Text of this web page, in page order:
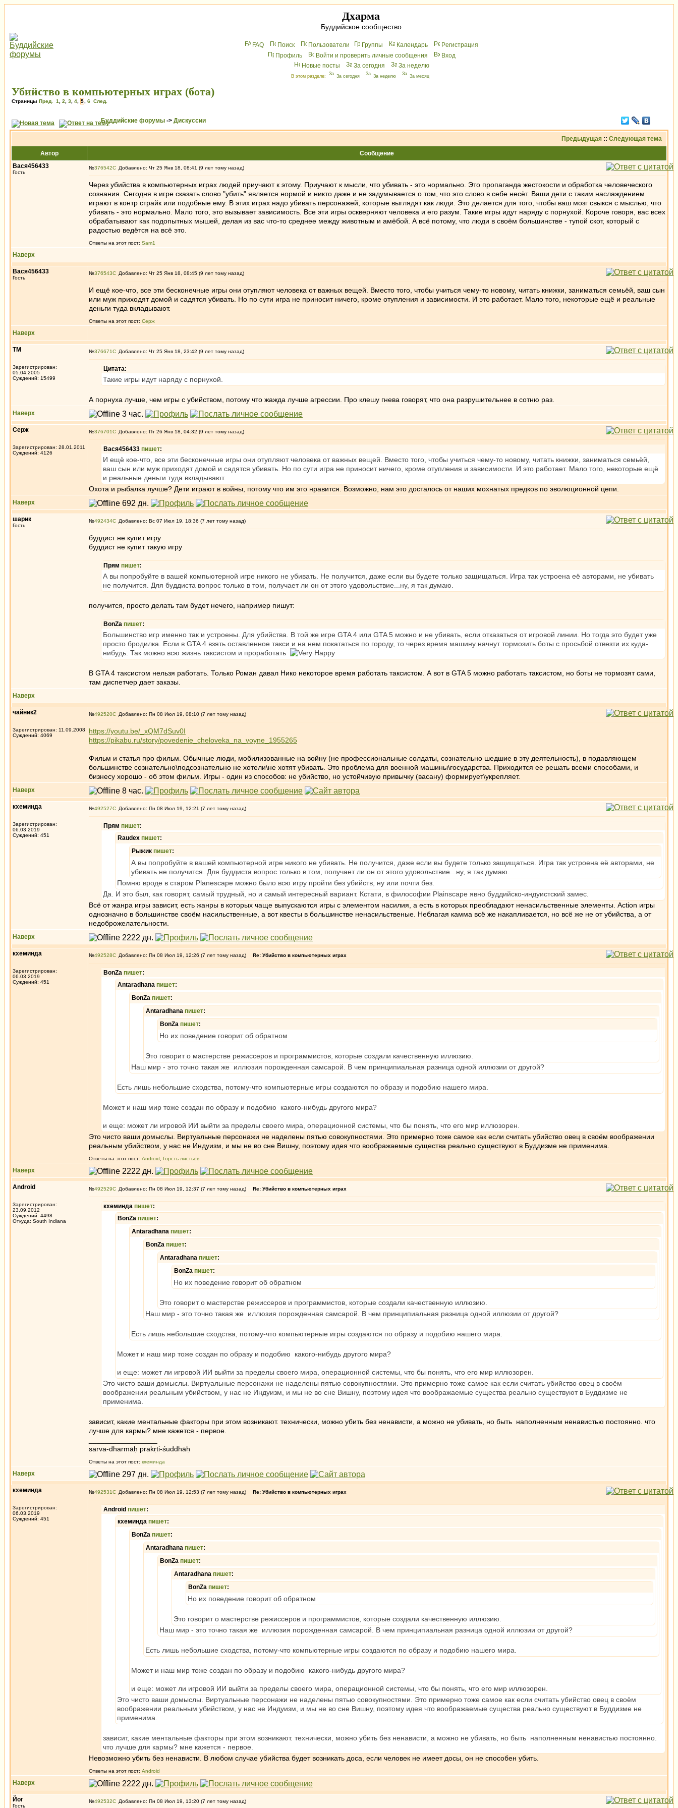
Дхарма
Буддийское сообщество
FAQ Поиск Пользователи Группы Календарь
Peгиcтрaция
Профиль
Войти и проверить личные сообщения
Вхoд
Новые посты
За сегодня За неделю
В этом разделе: За сегодня За неделю За месяц
Убийство в компьютерных играх (бота)
Страницы Пред. 1 2 3 4 5 6 След.
Буддийские форумы -> Дискуссии
Предыдущая :: Следующая тема
Автор
Сообщение
Вася456433
Гость
№376542 Добавлено: Чт 25 Янв 18, 08:41 (9 лет тому назад)
Через убийства в компьютерных играх людей приучают к этому. Приучают к мысли, что убивать - это нормально. Это пропаганда жестокости и обработка человеческого
сознания. Сегодня в игре сказать слово "убить" является нормой и никто даже и не задумывается о том, что это слово в себе несёт. Ваши дети с таким наслаждением
играют в контр страйк или подобные ему. В этих играх надо убивать персонажей, которые выглядят как люди. Это делается для того, чтобы ваш мозг свыкся с мыслью, что
убивать - это нормально. Мало того, это вызывает зависимость. Все эти игры оскверняют человека и его разум. Такие игры идут наряду с порнухой. Короче говоря, вас всех
обрабатывают как подопытных мышей, делая из вас что-то среднее между животным и амёбой. А всё потому, что люди в своём большинстве - тупой скот, который с
радостью ведётся на всё это.
Ответы на этот пост: Sam1
Наверх
Вася456433
Гость
№376543 Добавлено: Чт 25 Янв 18, 08:45 (9 лет тому назад)
И ещё кое-что, все эти бесконечные игры они отупляют человека от важных вещей. Вместо того, чтобы учиться чему-то новому, читать книжки, заниматься семьёй, ваш сын
или муж приходят домой и садятся убивать. Но по сути игра не приносит ничего, кроме отупления и зависимости. И это работает. Мало того, некоторые ещё и реальные
деньги туда вкладывают.
Ответы на этот пост: Серж
Наверх
ТМ
Зарегистрирован:
05.04.2005
Суждений: 15499
№376671 Добавлено: Чт 25 Янв 18, 23:42 (9 лет тому назад)
Цитата:
Такие игры идут наряду с порнухой.
А порнуха лучше, чем игры с убийством, потому что жажда лучше агрессии. Про клешу гнева говорят, что она разрушительнее в сотню раз.
Наверх
Серж
Зарегистрирован: 28.01.2011
Суждений: 4126
№376701 Добавлено: Пт 26 Янв 18, 04:32 (9 лет тому назад)
Вася456433 пишет:
И ещё кое-что, все эти бесконечные игры они отупляют человека от важных вещей. Вместо того, чтобы учиться чему-то новому, читать книжки, заниматься семьёй,
ваш сын или муж приходят домой и садятся убивать. Но по сути игра не приносит ничего, кроме отупления и зависимости. И это работает. Мало того, некоторые ещё
и реальные деньги туда вкладывают.
Охота и рыбалка лучше? Дети играют в войны, потому что им это нравится. Возможно, нам это досталось от наших мохнатых предков по эволюционной цепи.
Наверх
шарик
Гость
№492434 Добавлено: Вс 07 Июл 19, 18:36 (7 лет тому назад)
буддист не купит игру
буддист не купит такую игру
Прям пишет:
А вы попробуйте в вашей компьютерной игре никого не убивать. Не получится, даже если вы будете только защищаться. Игра так устроена её авторами, не убивать
не получится. Для буддиста вопрос только в том, получает ли он от этого удовольствие...ну, я так думаю.
получится, просто делать там будет нечего, например пишут:
BonZa пишет:
Большинство игр именно так и устроены. Для убийства. В той же игре GTA 4 или GTA 5 можно и не убивать, если отказаться от игровой линии. Но тогда это будет уже
просто бродилка. Если в GTA 4 взять оставленное такси и на нем покататься по городу, то через время машину начнут тормозить боты с просьбой отвезти их куда-
нибудь. Так можно всю жизнь таксистом и проработать
В GTA 4 таксистом нельзя работать. Только Роман давал Нико некоторое время работать таксистом. А вот в GTA 5 можно работать таксистом, но боты не тормозят сами,
там диспетчер дает заказы.
Наверх
чайник2
Зарегистрирован: 11.09.2008
Суждений: 4069
№492520 Добавлено: Пн 08 Июл 19, 08:10 (7 лет тому назад)
https://youtu.be/_xQM7dSuv0I
https://pikabu.ru/story/povedenie_cheloveka_na_voyne_1955265
Фильм и статья про фильм. Обычные люди, мобилизованные на войну (не профессиональные солдаты, сознательно шедшие в эту деятельность), в подавляющем
большинстве сознательно\подсознательно не хотели\не хотят убивать. Это проблема для военной машины\государства. Приходится ее решать всеми способами, и
бизнесу хорошо - об этом фильм. Игры - один из способов: не убийство, но устойчивую привычку (васану) формирует\укрепляет.
Наверх
кхеминда
Зарегистрирован:
06.03.2019
Суждений: 451
№492527 Добавлено: Пн 08 Июл 19, 12:21 (7 лет тому назад)
Прям пишет:
Raudex пишет:
Рыжик пишет:
А вы попробуйте в вашей компьютерной игре никого не убивать. Не получится, даже если вы будете только защищаться. Игра так устроена её авторами, не
убивать не получится. Для буддиста вопрос только в том, получает ли он от этого удовольствие...ну, я так думаю.
Помню вроде в старом Planescape можно было всю игру пройти без убийств, ну или почти без.
Да. И это был, как говорят, самый трудный, но и самый интересный вариант. Кстати, в философии Plainscape явно буддийско-индуистский замес.
Всё от жанра игры зависит, есть жанры в которых чаще выпускаются игры с элементом насилия, а есть в которых преобладают ненасильственные элементы. Action игры
однозначно в большинстве своём насильственные, а вот квесты в большинстве ненасильственые. Неблагая камма всё же накапливается, но всё же не от убийства, а от
недоброжелательности.
Наверх
кхеминда
Зарегистрирован:
06.03.2019
Суждений: 451
№492528 Добавлено: Пн 08 Июл 19, 12:26 (7 лет тому назад) Re: Убийство в компьютерных играх
BonZa пишет:
Antaradhana пишет:
BonZa пишет:
Antaradhana пишет:
BonZa пишет:
Но их поведение говорит об обратном
Это говорит о мастерстве режиссеров и программистов, которые создали качественную иллюзию.
Наш мир - это точно такая же иллюзия порожденная самсарой. В чем принципиальная разница одной иллюзии от другой?
Есть лишь небольшие сходства, потому-что компьютерные игры создаются по образу и подобию нашего мира.
Может и наш мир тоже создан по образу и подобию какого-нибудь другого мира?
и еще: может ли игровой ИИ выйти за пределы своего мира, операционной системы, что бы понять, что его мир иллюзорен.
Это чисто ваши домыслы. Виртуальные персонажи не наделены пятью совокупностями. Это примерно тоже самое как если считать убийство овец в своём воображении
реальным убийством, у нас не Индуизм, и мы не во сне Вишну, поэтому идея что воображаемые существа реально существуют в Буддизме не применима.
Ответы на этот пост: Android Горсть листьев
Наверх
Android
Зарегистрирован:
23.09.2012
Суждений: 4498
Откуда: South Indiana
№492529 Добавлено: Пн 08 Июл 19, 12:37 (7 лет тому назад) Re: Убийство в компьютерных играх
кхеминда пишет:
BonZa пишет:
Antaradhana пишет:
BonZa пишет:
Antaradhana пишет:
BonZa пишет:
Но их поведение говорит об обратном
Это говорит о мастерстве режиссеров и программистов, которые создали качественную иллюзию.
Наш мир - это точно такая же иллюзия порожденная самсарой. В чем принципиальная разница одной иллюзии от другой?
Есть лишь небольшие сходства, потому-что компьютерные игры создаются по образу и подобию нашего мира.
Может и наш мир тоже создан по образу и подобию какого-нибудь другого мира?
и еще: может ли игровой ИИ выйти за пределы своего мира, операционной системы, что бы понять, что его мир иллюзорен.
Это чисто ваши домыслы. Виртуальные персонажи не наделены пятью совокупностями. Это примерно тоже самое как если считать убийство овец в своём
воображении реальным убийством, у нас не Индуизм, и мы не во сне Вишну, поэтому идея что воображаемые существа реально существуют в Буддизме не
применима.
зависит, какие ментальные факторы при этом возникают. технически, можно убить без ненависти, а можно не убивать, но быть наполненным ненавистью постоянно. что
лучше для кармы? мне кажется - первое.
sarva-dharmāḥ prakṛti-śuddhāḥ
Ответы на этот пост: кхеминда
Наверх
кхеминда
Зарегистрирован:
06.03.2019
Суждений: 451
№492531 Добавлено: Пн 08 Июл 19, 12:53 (7 лет тому назад) Re: Убийство в компьютерных играх
Android пишет:
кхеминда пишет:
BonZa пишет:
Antaradhana пишет:
BonZa пишет:
Antaradhana пишет:
BonZa пишет:
Но их поведение говорит об обратном
Это говорит о мастерстве режиссеров и программистов, которые создали качественную иллюзию.
Наш мир - это точно такая же иллюзия порожденная самсарой. В чем принципиальная разница одной иллюзии от другой?
Есть лишь небольшие сходства, потому-что компьютерные игры создаются по образу и подобию нашего мира.
Может и наш мир тоже создан по образу и подобию какого-нибудь другого мира?
и еще: может ли игровой ИИ выйти за пределы своего мира, операционной системы, что бы понять, что его мир иллюзорен.
Это чисто ваши домыслы. Виртуальные персонажи не наделены пятью совокупностями. Это примерно тоже самое как если считать убийство овец в своём
воображении реальным убийством, у нас не Индуизм, и мы не во сне Вишну, поэтому идея что воображаемые существа реально существуют в Буддизме не
применима.
зависит, какие ментальные факторы при этом возникают. технически, можно убить без ненависти, а можно не убивать, но быть наполненным ненавистью постоянно.
что лучше для кармы? мне кажется - первое.
Невозможно убить без ненависти. В любом случае убийства будет возникать доса, если человек не имеет досы, он не способен убить.
Ответы на этот пост: Android
Наверх
Йог
Гость
№492532 Добавлено: Пн 08 Июл 19, 13:20 (7 лет тому назад)